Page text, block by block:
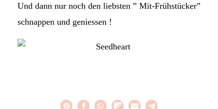
Und dann nur noch den liebsten ” Mit-Frühstücker”
schnappen und geniessen !